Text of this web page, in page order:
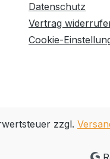
Datenschutz
Vertrag
Cookie-
zzgl.